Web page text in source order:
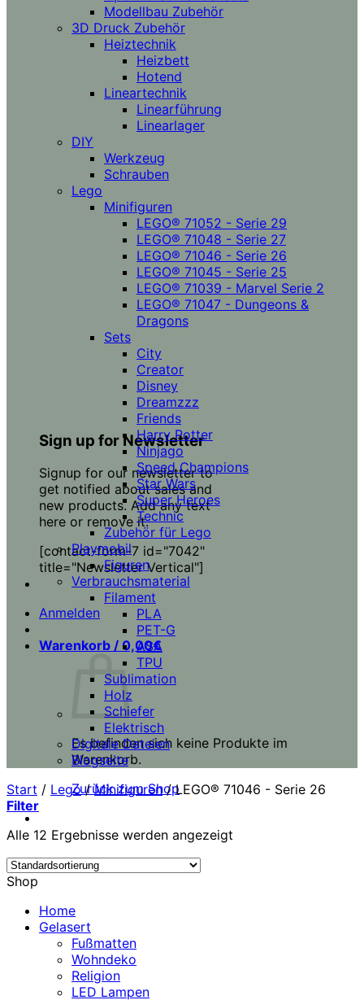
Sign up for Newsletter
Signup for our newsletter to
get notified about sales and
new products. Add any text
here or remove it.
[contact-form-7 id="7042"
title="Newsletter Vertical"]
Anmelden
Warenkorb / 0,00€
Es befinden sich keine Produkte im
Warenkorb.
Zurück zum Shop
Modellbau Zubehör
3D Druck Zubehör
Heiztechnik
Heizbett
Hotend
Lineartechnik
Linearführung
Linearlager
DIY
Werkzeug
Schrauben
Lego
Minifiguren
LEGO® 71052 - Serie 29
LEGO® 71048 - Serie 27
LEGO® 71046 - Serie 26
LEGO® 71045 - Serie 25
LEGO® 71039 - Marvel Serie 2
LEGO® 71047 - Dungeons &
Dragons
Sets
City
Creator
Disney
Dreamzzz
Friends
Harry Potter
Ninjago
Speed Champions
Star Wars
Super Heroes
Technic
Zubehör für Lego
Playmobil
Figuren
Verbrauchsmaterial
Filament
PLA
PET-G
ASA
TPU
Sublimation
Holz
Schiefer
Elektrisch
Digitale Dateien
Blogseite
Start / Lego / Minifiguren /LEGO® 71046 - Serie 26
Filter
Alle 12 Ergebnisse werden angezeigt
Shop
Home
Gelasert
Fußmatten
Wohndeko
Religion
LED Lampen